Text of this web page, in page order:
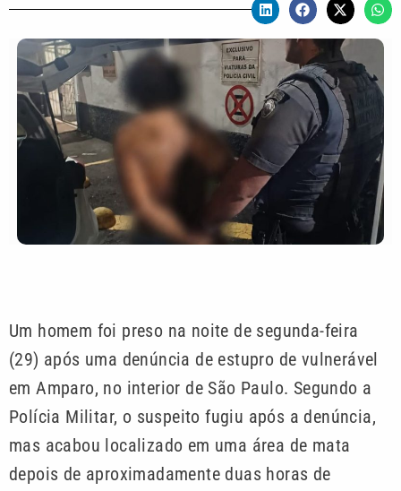
Um homem foi preso na noite de segunda-feira
(29) após uma denúncia de estupro de vulnerável
em Amparo, no interior de São Paulo. Segundo a
Polícia Militar, o suspeito fugiu após a denúncia,
mas acabou localizado em uma área de mata
depois de aproximadamente duas horas de